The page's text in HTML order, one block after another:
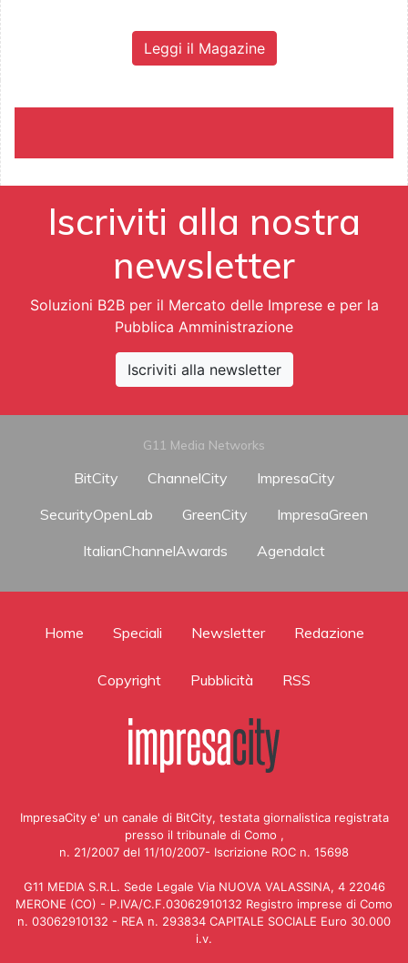
Leggi il Magazine
Iscriviti alla nostra
newsletter
Soluzioni B2B per il Mercato delle Imprese e per la
Pubblica Amministrazione
Iscriviti alla newsletter
G11 Media Networks
BitCity ChannelCity
ImpresaCity
SecurityOpenLab
GreenCity
ImpresaGreen
ItalianChannelAwards
AgendaIct
Home Speciali Newsletter Redazione
Copyright Pubblicità RSS
ImpresaCity e' un canale di BitCity, testata giornalistica registrata
presso il tribunale di Como ,
n. 21/2007 del 11/10/2007- Iscrizione ROC n. 15698
G11 MEDIA S.R.L. Sede Legale Via NUOVA VALASSINA, 4 22046
MERONE (CO) - P.IVA/C.F.03062910132 Registro imprese di Como
n. 03062910132 - REA n. 293834 CAPITALE SOCIALE Euro 30.000
i.v.